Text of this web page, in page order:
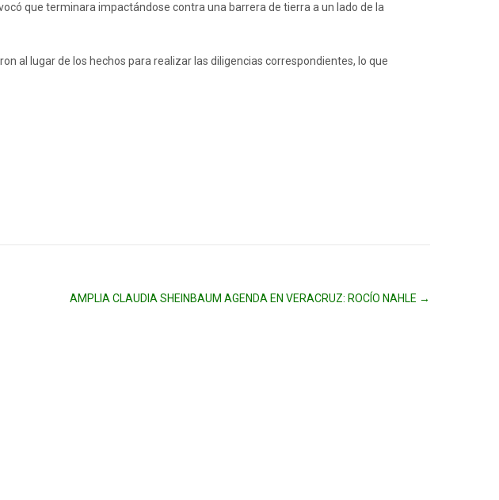
que terminara impactándose contra una barrera de tierra a un lado de la
al lugar de los hechos para realizar las diligencias correspondientes, lo que
AMPLIA CLAUDIA SHEINBAUM AGENDA EN VERACRUZ: ROCÍO NAHLE →